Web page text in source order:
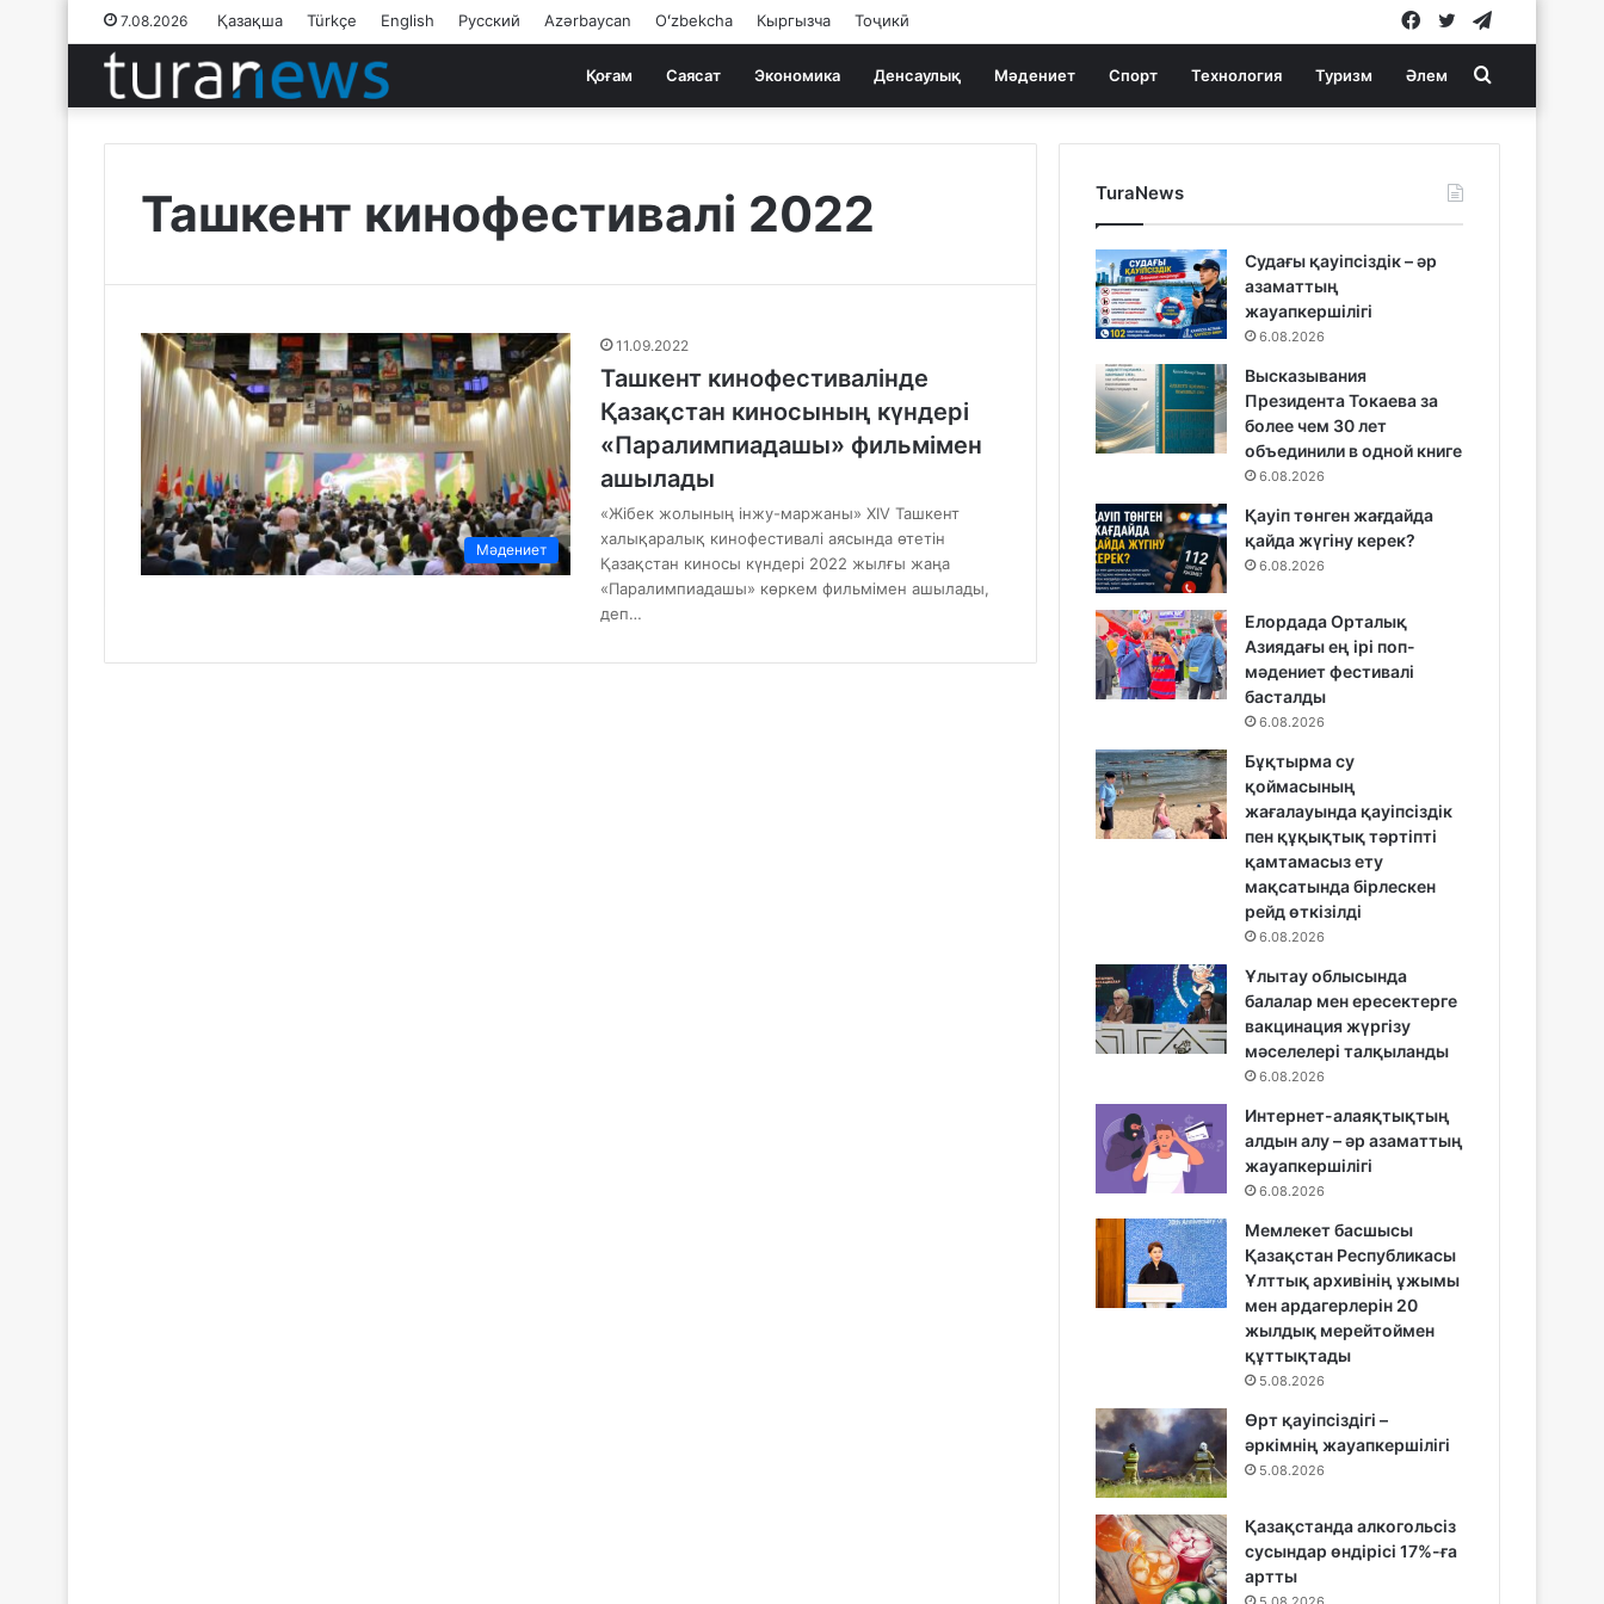
7.08.2026 Қазақша Türkçe English Русский Azərbaycan Oʻzbekcha Кыргызча Тоҷикӣ Twitter
Facebook
Қоғам Саясат Экономика Денсаулық Мәдениет Спорт Технология Туризм Әлем Search
for
Ташкент кинофестивалі 2022
Мәдениет
11.09.2022
Ташкент кинофестивалінде
Қазақстан киносының күндері
«Паралимпиадашы» фильмімен
ашылады
«Жібек жолының інжу-маржаны» XIV Ташкент
халықаралық кинофестивалі аясында өтетін
Қазақстан киносы күндері 2022 жылғы жаңа
«Паралимпиадашы» көркем фильмімен ашылады,
деп…
TuraNews
Судағы қауіпсіздік – әр
азаматтың
жауапкершілігі
6.08.2026
Высказывания
Президента Токаева за
более чем 30 лет
объединили в одной книге
6.08.2026
Қауіп төнген жағдайда
қайда жүгіну керек?
6.08.2026
Елордада Орталық
Азиядағы ең ірі поп-
мәдениет фестивалі
басталды
6.08.2026
Бұқтырма су
қоймасының
жағалауында қауіпсіздік
пен құқықтық тәртіпті
қамтамасыз ету
мақсатында бірлескен
рейд өткізілді
6.08.2026
Ұлытау облысында
балалар мен ересектерге
вакцинация жүргізу
мәселелері талқыланды
6.08.2026
Интернет-алаяқтықтың
алдын алу – әр азаматтың
жауапкершілігі
6.08.2026
Мемлекет басшысы
Қазақстан Республикасы
Ұлттық архивінің ұжымы
мен ардагерлерін 20
жылдық мерейтоймен
құттықтады
5.08.2026
Өрт қауіпсіздігі –
әркімнің жауапкершілігі
5.08.2026
Қазақстанда алкогольсіз
сусындар өндірісі 17%-ға
артты